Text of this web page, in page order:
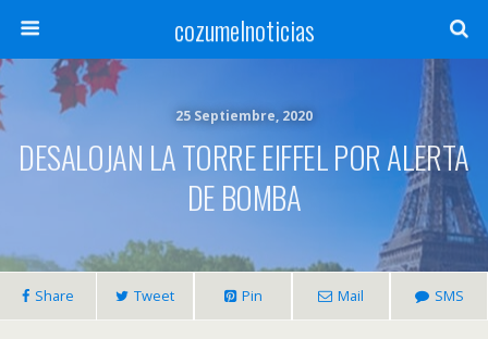
cozumelnoticias
25 Septiembre, 2020
DESALOJAN LA TORRE EIFFEL POR ALERTA
DE BOMBA
Share Tweet Pin Mail SMS